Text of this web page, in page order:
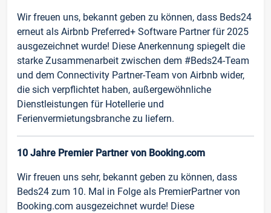
Wir freuen uns, bekannt geben zu können, dass Beds24
erneut als Airbnb Preferred+ Software Partner für 2025
ausgezeichnet wurde! Diese Anerkennung spiegelt die
starke Zusammenarbeit zwischen dem #Beds24-Team
und dem Connectivity Partner-Team von Airbnb wider,
die sich verpflichtet haben, außergewöhnliche
Dienstleistungen für Hotellerie und
Ferienvermietungsbranche zu liefern.
10 Jahre Premier Partner von Booking.com
Wir freuen uns sehr, bekannt geben zu können, dass
Beds24 zum 10. Mal in Folge als PremierPartner von
Booking.com ausgezeichnet wurde! Diese